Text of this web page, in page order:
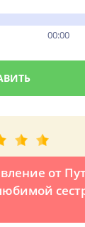
00:00
от